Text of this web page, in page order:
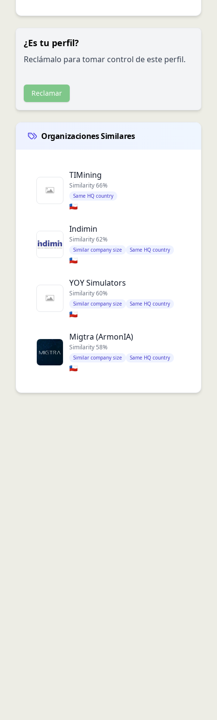
¿Es tu perfil?
Reclámalo para tomar control de este perfil.
Reclamar
Organizaciones Similares
TIMining
Similarity66%
Same HQ country
🇨🇱
Indimin
Similarity62%
Similar company size Same HQ country
🇨🇱
YOY Simulators
Similarity60%
Similar company size Same HQ country
🇨🇱
Migtra (ArmonIA)
Similarity 58%
Similar company size Same HQ country
🇨🇱